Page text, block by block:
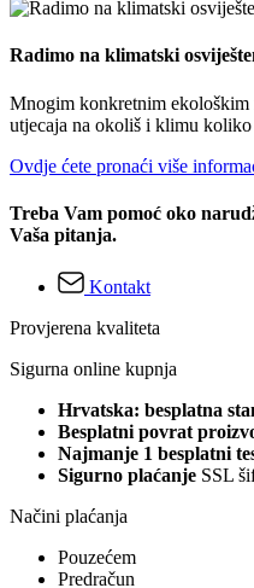
Radimo na klimatski
Mnogim konkretnim ekološkim
utjecaja na okoliš i klimu koliko
Ovdje ćete pronaći više
Treba Vam pomoć oko
Vaša pitanja.
Kontakt
Provjerena kvaliteta
Sigurna online kupnja
Hrvatska: besplatna
Besplatni povrat
Najmanje 1 besplatni
Sigurno plaćanje SSL
Načini plaćanja
Pouzećem
Predračun